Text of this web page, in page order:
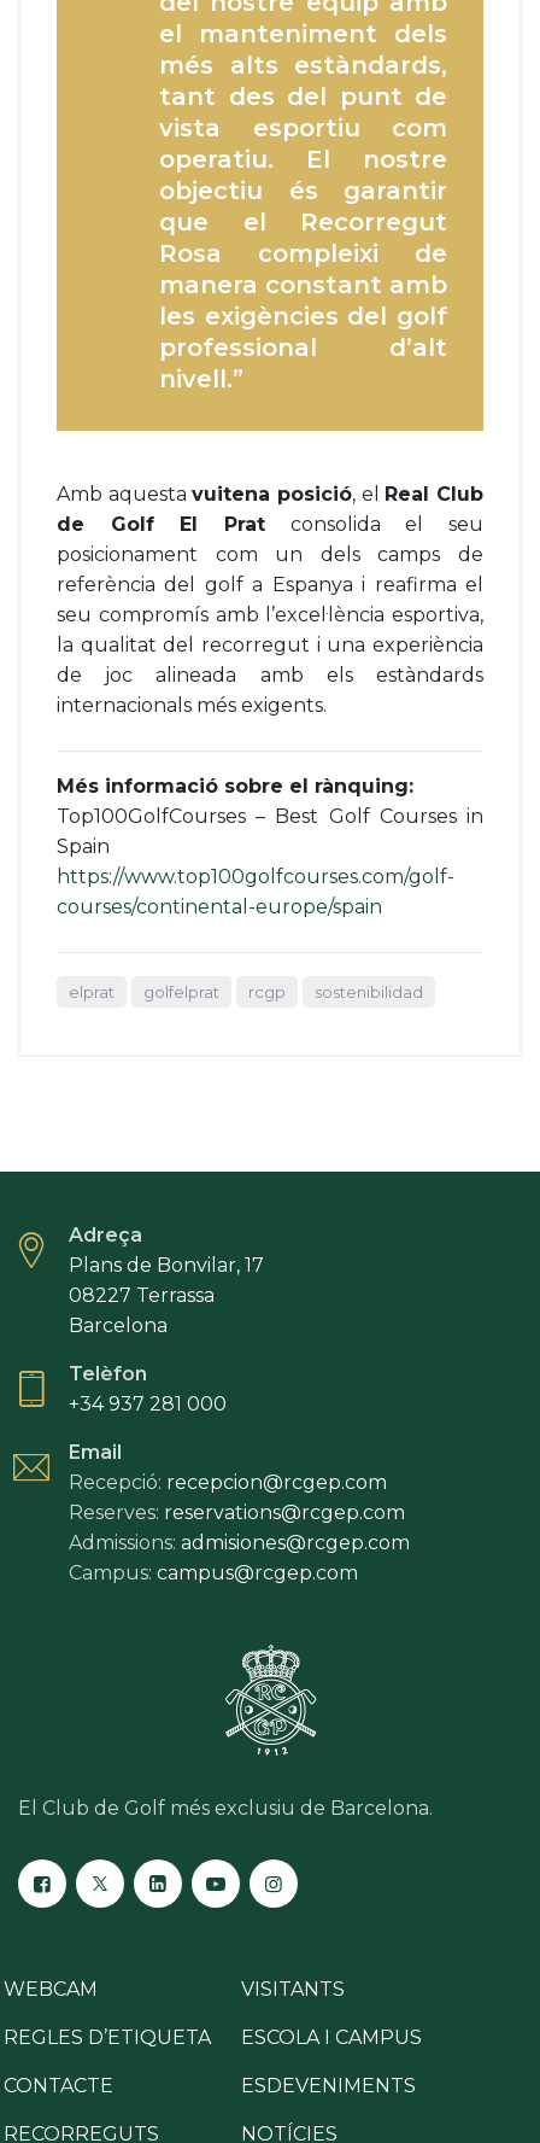
el manteniment dels
més alts estàndards,
tant des del punt de
vista esportiu com
operatiu. El nostre
objectiu és garantir
que el Recorregut
Rosa compleixi de
manera constant amb
les exigències del golf
professional d’alt
nivell.”
Amb aquestavuitena posició, el Real Club
de Golf El Prat consolida el seu
posicionament com un dels camps de
referència del golf a Espanya i reafirma el
seu compromís amb l’excel·lència esportiva,
la qualitat del recorregut i una experiència
de joc alineada amb els estàndards
internacionals més exigents.
Més informació sobre el rànquing:
Top100GolfCourses – Best Golf Courses in
Spain
https://www.top100golfcourses.com/golf-
courses/continental-europe/spain
elprat golfelprat rcgp sostenibilidad
Adreça
Plans de Bonvilar, 17
08227 Terrassa
Barcelona
Telèfon
+34 937 281 000
Email
Recepció: recepcion@rcgep.com
Reserves: reservations@rcgep.com
Admissions: admisiones@rcgep.com
Campus: campus@rcgep.com
El Club de Golf més exclusiu de Barcelona.
WEBCAM VISITANTS
REGLES D’ETIQUETA ESCOLA I CAMPUS
CONTACTE ESDEVENIMENTS
RECORREGUTS NOTÍCIES